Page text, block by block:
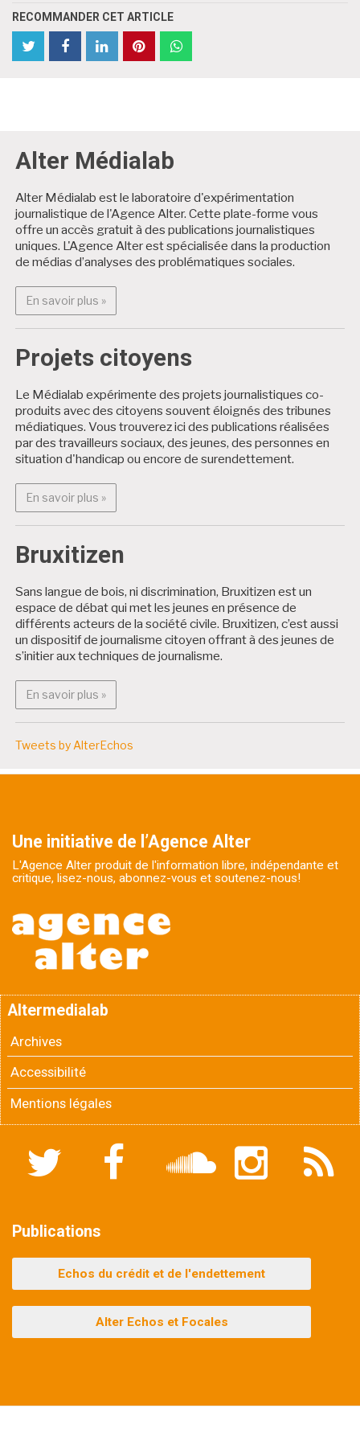
RECOMMANDER CET ARTICLE
partager
article
cet
article
cet
article
cet
article
partager
cet
article article
Alter Médialab
Alter Médialab est le laboratoire d'expérimentation
journalistique de l'Agence Alter. Cette plate-forme vous
offre un accès gratuit à des publications journalistiques
uniques. L'Agence Alter est spécialisée dans la production
de médias d’analyses des problématiques sociales.
En savoir plus »En savoir plus : Alter Médialab
Projets citoyens
Le Médialab expérimente des projets journalistiques co-
produits avec des citoyens souvent éloignés des tribunes
médiatiques. Vous trouverez ici des publications réalisées
par des travailleurs sociaux, des jeunes, des personnes en
situation d'handicap ou encore de surendettement.
En savoir plus »En savoir plus : Projets citoyens
Bruxitizen
Sans langue de bois, ni discrimination, Bruxitizen est un
espace de débat qui met les jeunes en présence de
différents acteurs de la société civile. Bruxitizen, c’est aussi
un dispositif de journalisme citoyen offrant à des jeunes de
s’initier aux techniques de journalisme.
En savoir plus »En savoir plus : Bruxitizen
Tweets by AlterEchos
Une initiative de l’Agence Alter
L'Agence Alter produit de l'information libre, indépendante et
critique, lisez-nous, abonnez-vous et soutenez-nous!
Altermedialab
Archives
Accessibilité
Mentions légales
Facebook Soundcloud Instagram
RSS
Publications
Echos du crédit et de l'endettement
Alter Echos et Focales